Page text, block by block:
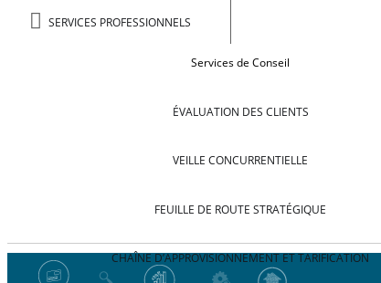
SERVICES PROFESSIONNELS
Services de Conseil
ÉVALUATION DES CLIENTS
VEILLE CONCURRENTIELLE
FEUILLE DE ROUTE STRATÉGIQUE
CHAÎNE D’APPROVISIONNEMENT ET TARIFICATION